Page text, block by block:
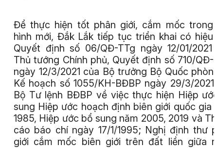
Để thực hiện tốt phân giới, cắm mốc trong
hình mới, Đắk Lắk tiếp tục triển khai có hiệu
Quyết định số 06/QĐ-TTg ngày 12/01/2021
Thủ tướng Chính phủ, Quyết định số 710/QĐ-
ngày 12/3/2021 của Bộ trưởng Bộ Quốc
Kế hoạch số 1055/KH-BĐBP ngày 29/3/2021
Bộ Tư lệnh BĐBP về việc thực hiện Hiệp
sung Hiệp ước hoạch định biên giới quốc gia
1985, Hiệp ước bổ sung năm 2005, 2019 và
cáo báo chí ngày 17/1/1995; Nghị định thư
giới cắm mốc biên giới trên đất liền giữa